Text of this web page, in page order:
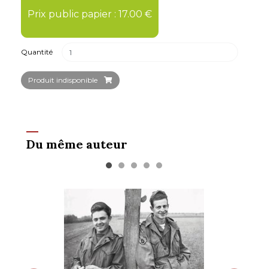
Prix public papier : 17.00 €
Quantité
Produit indisponible
Du même auteur